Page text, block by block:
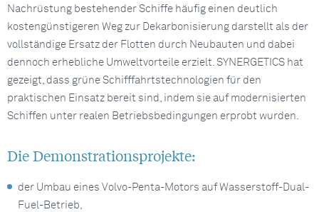
Nachrüstung bestehender Schiffe häufig einen deutlich
kostengünstigeren Weg zur Dekarbonisierung darstellt als der
vollständige Ersatz der Flotten durch Neubauten und dabei
dennoch erhebliche Umweltvorteile erzielt. SYNERGETICS hat
gezeigt, dass grüne Schifffahrtstechnologien für den
praktischen Einsatz bereit sind, indem sie auf modernisierten
Schiffen unter realen Betriebsbedingungen erprobt wurden.
Die Demonstrationsprojekte:
der Umbau eines Volvo-Penta-Motors auf Wasserstoff-Dual-
Fuel-Betrieb,